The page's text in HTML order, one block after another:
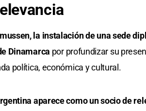
la instalación de una sede
Dinamarca por profundizar su
política, económica y cultural.
aparece como un socio de